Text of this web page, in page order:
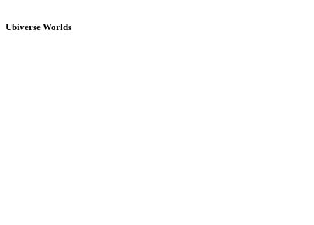
Ubiverse Worlds